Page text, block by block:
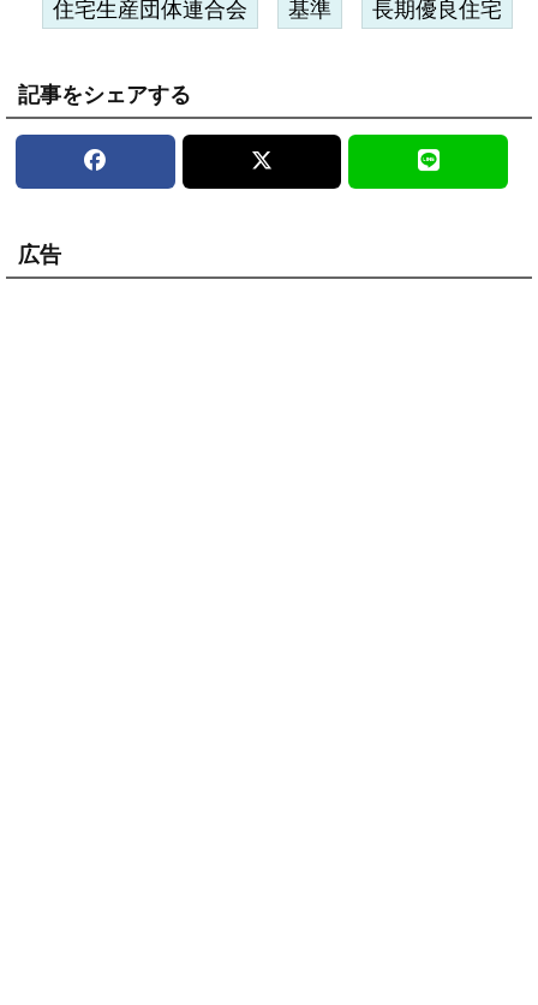
住宅生産団体連合会 基準 長期優良住宅
記事をシェアする
広告